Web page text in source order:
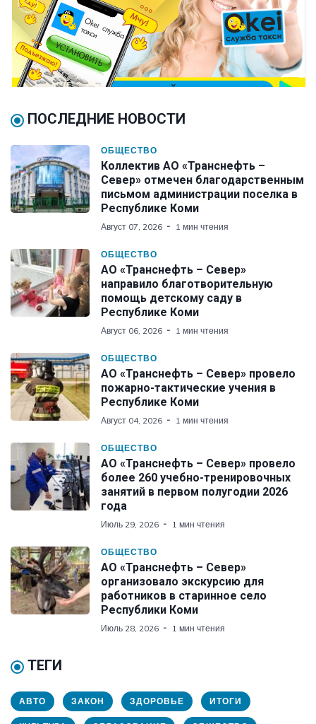
ПОСЛЕДНИЕ НОВОСТИ
ОБЩЕСТВО
Коллектив АО «Транснефть –
Север» отмечен благодарственным
письмом администрации поселка в
Республике Коми
Август 07, 2026 1 мин чтения
ОБЩЕСТВО
АО «Транснефть – Север»
направило благотворительную
помощь детскому саду в
Республике Коми
Август 06, 2026 1 мин чтения
ОБЩЕСТВО
АО «Транснефть – Север» провело
пожарно-тактические учения в
Республике Коми
Август 04, 2026 1 мин чтения
ОБЩЕСТВО
АО «Транснефть – Север» провело
более 260 учебно-тренировочных
занятий в первом полугодии 2026
года
Июль 29, 2026 1 мин чтения
ОБЩЕСТВО
АО «Транснефть – Север»
организовало экскурсию для
работников в старинное село
Республики Коми
Июль 28, 2026 1 мин чтения
ТЕГИ
АВТО ЗАКОН ЗДОРОВЬЕ ИТОГИ